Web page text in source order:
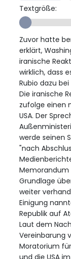
Textgröße:
Zuvor hatte
erklärt,
iranische
wirklich, dass
Rubio dazu
Die iranische
zufolge einen
USA. Der
werde seinen
"nach
Memorandum
Grundlage
weiter
Einigung
Republik auf
Laut dem
Vereinbarung
Moratorium
und die USA